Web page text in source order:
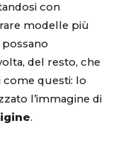
con
modelle più
del resto, che
come questi: lo
l’immagine di
.